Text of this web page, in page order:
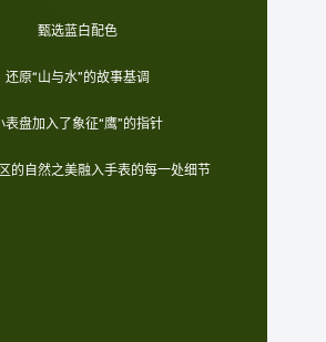
甄选蓝白配色
还原“山与水”的故事基调
表盘加入了象征“鹰”的指针
的自然之美融入手表的每一处细节